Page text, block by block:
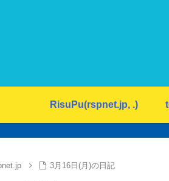
RisuPu(rspnet.jp, .)
3月16日(月)の日記